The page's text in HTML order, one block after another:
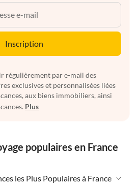
Inscription
régulièrement par e-mail des
exclusives et personnalisées liées
aux biens immobiliers, ainsi
Plus
populaires en France
les Plus Populaires à France